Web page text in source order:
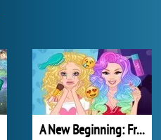
A New Beginning: From Sad To Fab